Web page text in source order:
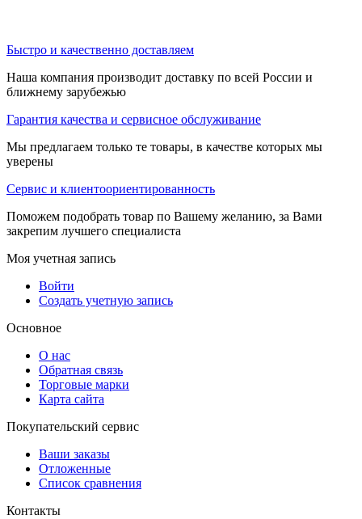
Быстро и качественно доставляем
Наша компания производит доставку по всей России и
ближнему зарубежью
Гарантия качества и сервисное обслуживание
Мы предлагаем только те товары, в качестве которых мы
уверены
Сервис и клиентоориентированность
Поможем подобрать товар по Вашему желанию, за Вами
закрепим лучшего специалиста
Моя учетная запись
Войти
Создать учетную запись
Основное
О нас
Обратная связь
Торговые марки
Карта сайта
Покупательский сервис
Ваши заказы
Отложенные
Список сравнения
Контакты